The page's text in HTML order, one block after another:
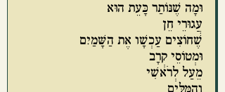
וּמָה שֶׁנּוֹתַר כָּעֵת הוּא
עֲגוּרֵי חֵן
שֶׁחוֹצִים עַכְשָׁו אֶת הַשָּׁמַיִם
וּמְטוֹסֵי קְרָב
מֵעַל לְרֹאשִׁי